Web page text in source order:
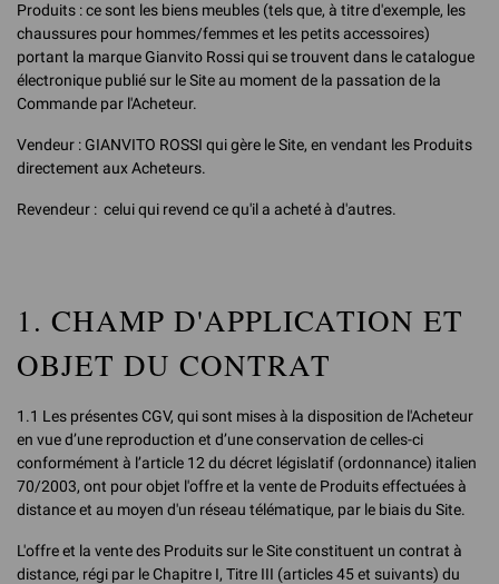
Produits : ce sont les biens meubles (tels que, à titre d'exemple, les
chaussures pour hommes/femmes et les petits accessoires)
portant la marque Gianvito Rossi qui se trouvent dans le catalogue
électronique publié sur le Site au moment de la passation de la
Commande par l'Acheteur.
Vendeur : GIANVITO ROSSI qui gère le Site, en vendant les Produits
directement aux Acheteurs.
Revendeur : celui qui revend ce qu'il a acheté à d'autres.
1. CHAMP D'APPLICATION ET
OBJET DU CONTRAT
1.1 Les présentes CGV, qui sont mises à la disposition de l'Acheteur
en vue d’une reproduction et d’une conservation de celles-ci
conformément à l’article 12 du décret législatif (ordonnance) italien
70/2003, ont pour objet l'offre et la vente de Produits effectuées à
distance et au moyen d'un réseau télématique, par le biais du Site.
L'offre et la vente des Produits sur le Site constituent un contrat à
distance, régi par le Chapitre I, Titre III (articles 45 et suivants) du